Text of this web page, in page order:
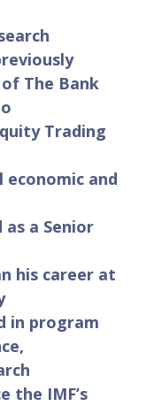
The Bank
Trading
economic and
a Senior
his career at
in program
the IMF’s